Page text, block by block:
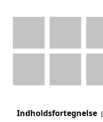
Indholdsfortegnelse